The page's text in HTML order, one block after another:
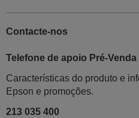
Contacte-nos
Telefone de apoio Pré-Venda
Características do produto e
Epson e promoções.
213 035 400